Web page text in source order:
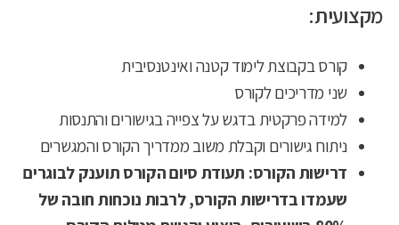
מקצועית:
קורס בקבוצת לימוד קטנה ואינטנסיבית
שני מדריכים לקורס
למידה פרקטית בדגש על צפייה בגישורים והתנסות
ניתוח גישורים וקבלת משוב ממדריך הקורס והמגשרים
דרישות הקורס: תעודת סיום הקורס תוענק לבוגרים
שעמדו בדרישות הקורס, לרבות נוכחות חובה של